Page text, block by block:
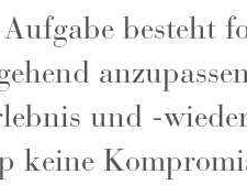
Aufgabe besteht
und -
keine